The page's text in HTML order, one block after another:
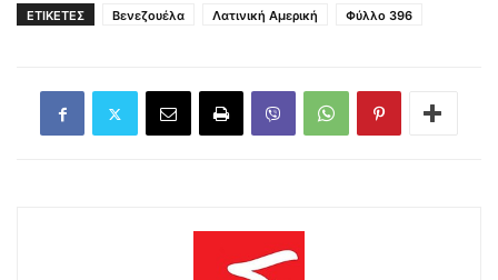
ΕΤΙΚΕΤΕΣ Βενεζουέλα Λατινική Αμερική Φύλλο 396